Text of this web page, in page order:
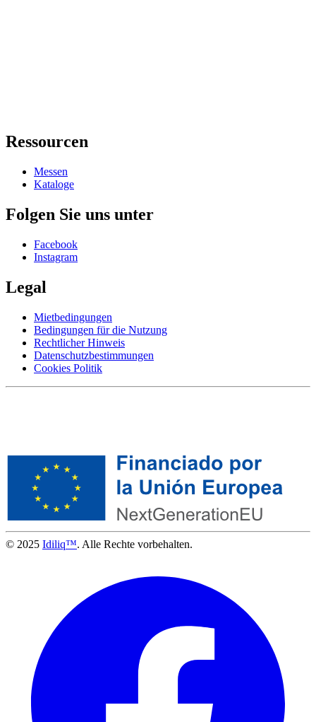
Ressourcen
Messen
Kataloge
Folgen Sie uns unter
Facebook
Instagram
Legal
Mietbedingungen
Bedingungen für die Nutzung
Rechtlicher Hinweis
Datenschutzbestimmungen
Cookies Politik
© 2025 Idiliq™. Alle Rechte vorbehalten.